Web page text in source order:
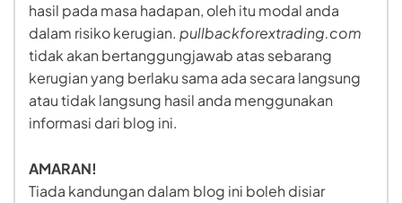
hasil pada masa hadapan, oleh itu modal anda
dalam risiko kerugian. pullbackforextrading.com
tidak akan bertanggungjawab atas sebarang
kerugian yang berlaku sama ada secara langsung
atau tidak langsung hasil anda menggunakan
informasi dari blog ini.
AMARAN!
Tiada kandungan dalam blog ini boleh disiar